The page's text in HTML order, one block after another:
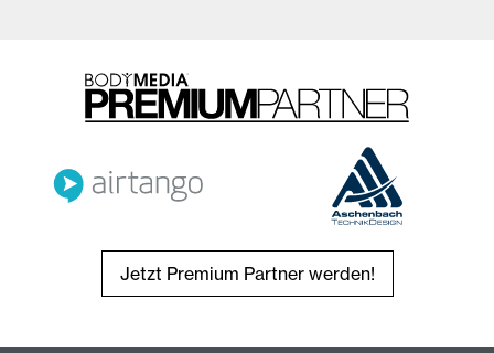
Jetzt Premium Partner werden!